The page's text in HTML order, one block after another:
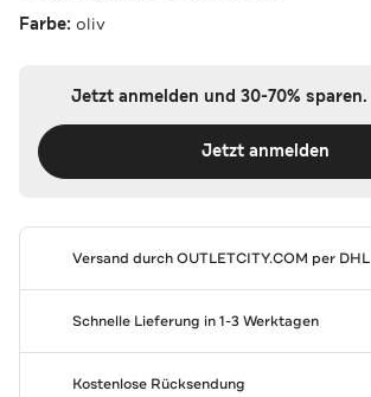
Farbe: oliv
Jetzt anmelden und 30-70% sparen.
Jetzt anmelden
Versand durchOUTLETCITY.COM per DHL
Schnelle Lieferung in 1-3 Werktagen
Kostenlose Rücksendung